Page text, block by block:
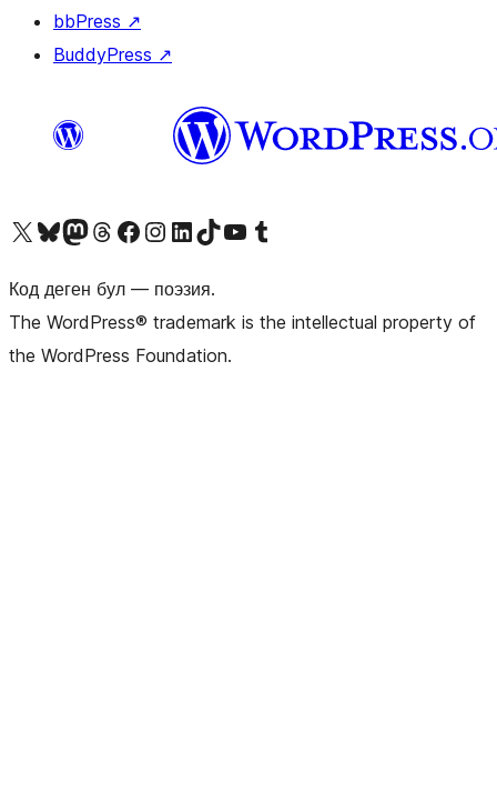
bbPress ↗
BuddyPress ↗
Visit our X (formerly Twitter) account
Visit our Bluesky account
Биздин Mastodon түрмөгүбүзгө баш багыңыз
Visit our Threads account
Биздин Facebook баракчабызга кириңиз
Биздин Instagram баракчабызга баш багыңыз
Биздин LinkedIn баракчабызга баш багыңыз
Visit our TikTok account
Visit our YouTube channel
Visit our Tumblr account
Код деген бул — поэзия.
The WordPress® trademark is the intellectual property of
the WordPress Foundation.